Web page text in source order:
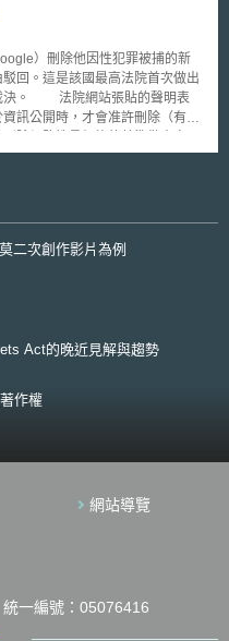
補助單位。此外，該科學家與其
之受補助對象，將面臨中止、限
邦補助單位所補助一切與生命科
）刪除他因性犯罪被捕的新
回。這是該國最高法院首次做出
明表
訊公開時，才會准許刪除（有關
棒球團老闆訴請Google移除其
於2014年時裁決：當個人資料
Google等搜尋引擎將其相關資
上可知，亞洲（如日本與我國）
二次創作影片為例
Act的晚近見解與趨勢
作權
網站導覽
一編號：05076416